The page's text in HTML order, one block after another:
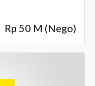
Rp 50 M (Nego)